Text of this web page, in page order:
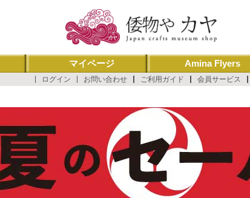
マイページ Amina Flyers
会員サービス
ご利用ガイド
お問い合わせ
ログイン